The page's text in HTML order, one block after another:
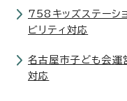
758キッズステーシ
ビリティ対応
名古屋市子ども会運
対応